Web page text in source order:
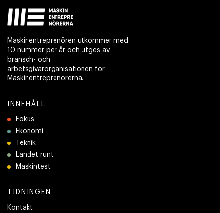
Maskinentreprenören utkommer med
10 nummer per år och utges av
bransch- och
arbetsgivarorganisationen för
Maskinentreprenörerna.
INNEHÅLL
Fokus
Ekonomi
Teknik
Landet runt
Maskintest
TIDNINGEN
Kontakt